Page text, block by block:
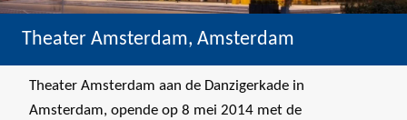
Theater Amsterdam, Amsterdam
Theater Amsterdam aan de Danzigerkade in
Amsterdam, opende op 8 mei 2014 met de